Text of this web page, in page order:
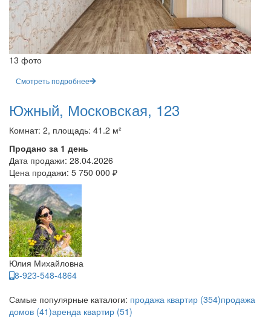
13 фото
Смотреть подробнее
Южный, Московская, 123
Комнат: 2, площадь: 41.2 м²
Продано за 1 день
Дата продажи: 28.04.2026
Цена продажи: 5 750 000 ₽
Юлия Михайловна
8-923-548-4864
Самые популярные каталоги: продажа квартир (354)продажа
домов (41)аренда квартир (51)